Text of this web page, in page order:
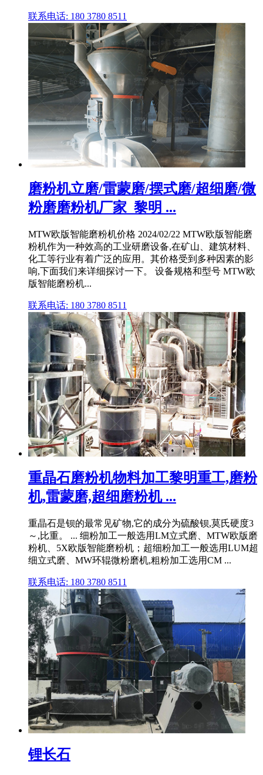
联系电话: 180 3780 8511
磨粉机立磨/雷蒙磨/摆式磨/超细磨/微
粉磨磨粉机厂家_黎明 ...
MTW欧版智能磨粉机价格 2024/02/22 MTW欧版智能磨
粉机作为一种效高的工业研磨设备,在矿山、建筑材料、
化工等行业有着广泛的应用。其价格受到多种因素的影
响,下面我们来详细探讨一下。 设备规格和型号 MTW欧
版智能磨粉机...
联系电话: 180 3780 8511
重晶石磨粉机物料加工黎明重工,磨粉
机,雷蒙磨,超细磨粉机 ...
重晶石是钡的最常见矿物,它的成分为硫酸钡,莫氏硬度3
～,比重。 ... 细粉加工一般选用LM立式磨、MTW欧版磨
粉机、5X欧版智能磨粉机；超细粉加工一般选用LUM超
细立式磨、MW环辊微粉磨机,粗粉加工选用CM ...
联系电话: 180 3780 8511
锂长石